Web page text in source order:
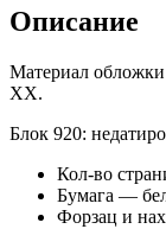
Описание
Материал
ХХ.
Блок 920:
Кол-во
Бумага —
Форзац и